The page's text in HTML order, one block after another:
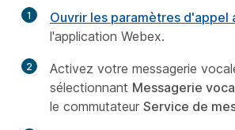
1 Ouvrir les paramètres d'appel
l'application Webex.
2
Activez votre messagerie
sélectionnant Messagerie
le commutateur Service de